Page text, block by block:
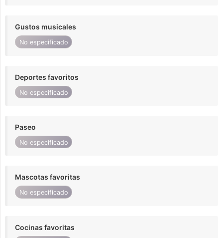
Gustos musicales
No especificado
Deportes favoritos
No especificado
Paseo
No especificado
Mascotas favoritas
No especificado
Cocinas favoritas